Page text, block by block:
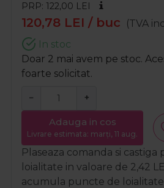
PRP: 122,00 LEI
120,78 LEI / buc
(TVA
In stoc
Doar 2 mai avem pe stoc.
foarte solicitat.
− +
Adauga in cos
Livrare estimata: marți, 11 aug.
Plaseaza comanda si
loialitate in valoare de 2,42
acumula puncte de